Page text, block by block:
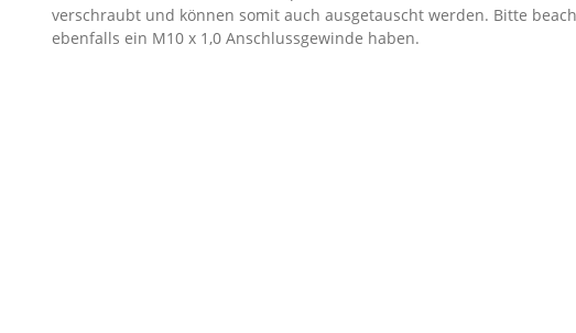
verschraubt und können somit auch ausgetauscht werden. Bitte
ebenfalls ein M10 x 1,0 Anschlussgewinde haben.